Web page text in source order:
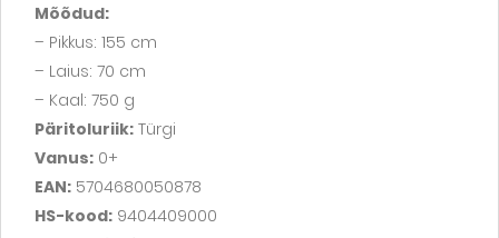
Mõõdud:
– Pikkus: 155 cm
– Laius: 70 cm
– Kaal: 750 g
Päritoluriik: Türgi
Vanus: 0+
EAN: 5704680050878
HS-kood: 9404409000